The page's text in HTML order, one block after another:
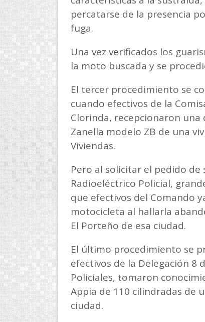
percatarse de la presencia
fuga.
Una vez verificados los
la moto buscada y se
El tercer procedimiento se
cuando efectivos de la
Clorinda, recepcionaron
Zanella modelo ZB de una
Viviendas.
Pero al solicitar el pedido
Radioeléctrico Policial,
que efectivos del Comando
motocicleta al hallarla
El Porteño de esa ciudad.
El último procedimiento se
efectivos de la Delegación
Policiales, tomaron
Appia de 110 cilindradas de
ciudad.